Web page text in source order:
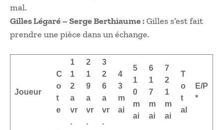
mal.
Gilles Légaré – Serge Berthiaume :Gilles s’est fait
prendre une pièce dans un échange.
Joueur
C
o
t
e
1
1
2
a
vr
.
2
1
9
a
vr
.
3
2
6
a
vr
.
4
3
m
ai
5
1
0
m
ai
6
1
7
m
ai
7
2
1
m
ai
T
o
t
al
E/P
*